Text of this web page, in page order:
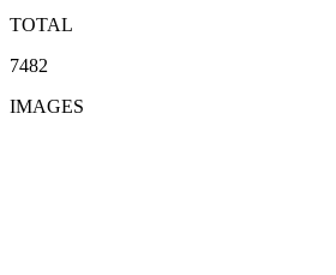
TOTAL
7482
IMAGES